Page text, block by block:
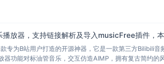
放器，支持链接解析及导入musicFree插件，
专为B站用户打造的开源神器，它是一款第三方Bilibili音
器功能对标油管音乐，交互仿造AIMP，拥有复古简约